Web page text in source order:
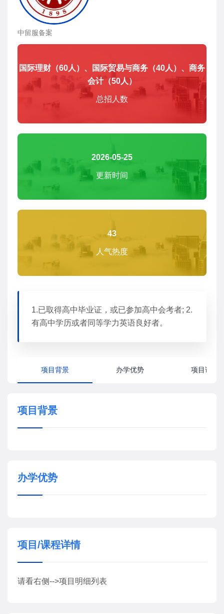
中留服备案
国际理财（60人）、国际贸易与商务（40人）、商务
会计（50人）
总招人数
2026-05-25
更新时间
43
人气热度
1.已取得高中毕业证，或已参加高中会考者; 2.
有高中学历或者同等学力英语良好者。
项目背景 办学优势 项目详情
项目背景
办学优势
项目/课程详情
请看右侧-->项目明细列表